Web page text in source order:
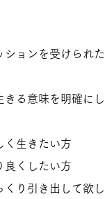
ションを受けられた
きる意味を明確にし
く生きたい方
良くしたい方
くり引き出して欲し